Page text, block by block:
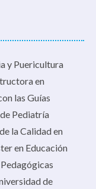
y Puericultura
en
las Guías
Pediatría
la Calidad en
en Educación
de